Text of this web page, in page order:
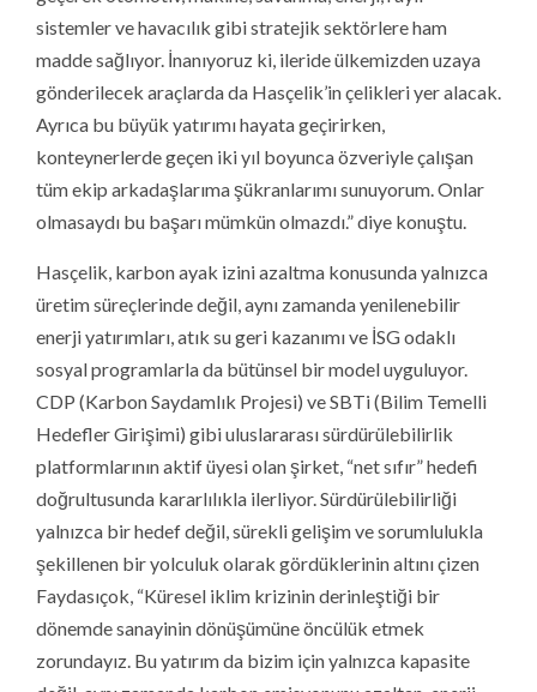
sistemler ve havacılık gibi stratejik sektörlere ham
madde sağlıyor. İnanıyoruz ki, ileride ülkemizden uzaya
gönderilecek araçlarda da Hasçelik’in çelikleri yer alacak.
Ayrıca bu büyük yatırımı hayata geçirirken,
konteynerlerde geçen iki yıl boyunca özveriyle çalışan
tüm ekip arkadaşlarıma şükranlarımı sunuyorum. Onlar
olmasaydı bu başarı mümkün olmazdı.” diye konuştu.
Hasçelik, karbon ayak izini azaltma konusunda yalnızca
üretim süreçlerinde değil, aynı zamanda yenilenebilir
enerji yatırımları, atık su geri kazanımı ve İSG odaklı
sosyal programlarla da bütünsel bir model uyguluyor.
CDP (Karbon Saydamlık Projesi) ve SBTi (Bilim Temelli
Hedefler Girişimi) gibi uluslararası sürdürülebilirlik
platformlarının aktif üyesi olan şirket, “net sıfır” hedefi
doğrultusunda kararlılıkla ilerliyor. Sürdürülebilirliği
yalnızca bir hedef değil, sürekli gelişim ve sorumlulukla
şekillenen bir yolculuk olarak gördüklerinin altını çizen
Faydasıçok, “Küresel iklim krizinin derinleştiği bir
dönemde sanayinin dönüşümüne öncülük etmek
zorundayız. Bu yatırım da bizim için yalnızca kapasite